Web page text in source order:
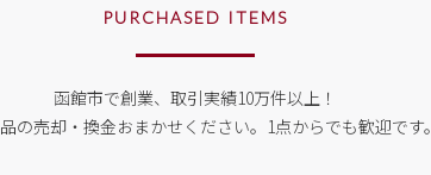
PURCHASED ITEMS
函館市で創業、取引実績10万件以上！
の売却・換金おまかせください。 1点からでも歓迎です。